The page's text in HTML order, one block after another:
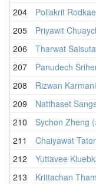
204
Pollakrit
205
Priyawit
206
Tharwat
207
Panudech
208
Rizwan Karmani
209
Natthaset
210
Sychon Zheng
211
Chaiyawat
212
Yuttavee
213
Krittachan